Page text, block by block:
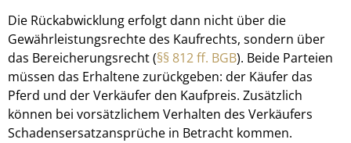
Die Rückabwicklung erfolgt dann nicht über die
Gewährleistungsrechte des Kaufrechts, sondern über
das Bereicherungsrecht (§§ 812 ff. BGB). Beide Parteien
müssen das Erhaltene zurückgeben: der Käufer das
Pferd und der Verkäufer den Kaufpreis. Zusätzlich
können bei vorsätzlichem Verhalten des Verkäufers
Schadensersatzansprüche in Betracht kommen.